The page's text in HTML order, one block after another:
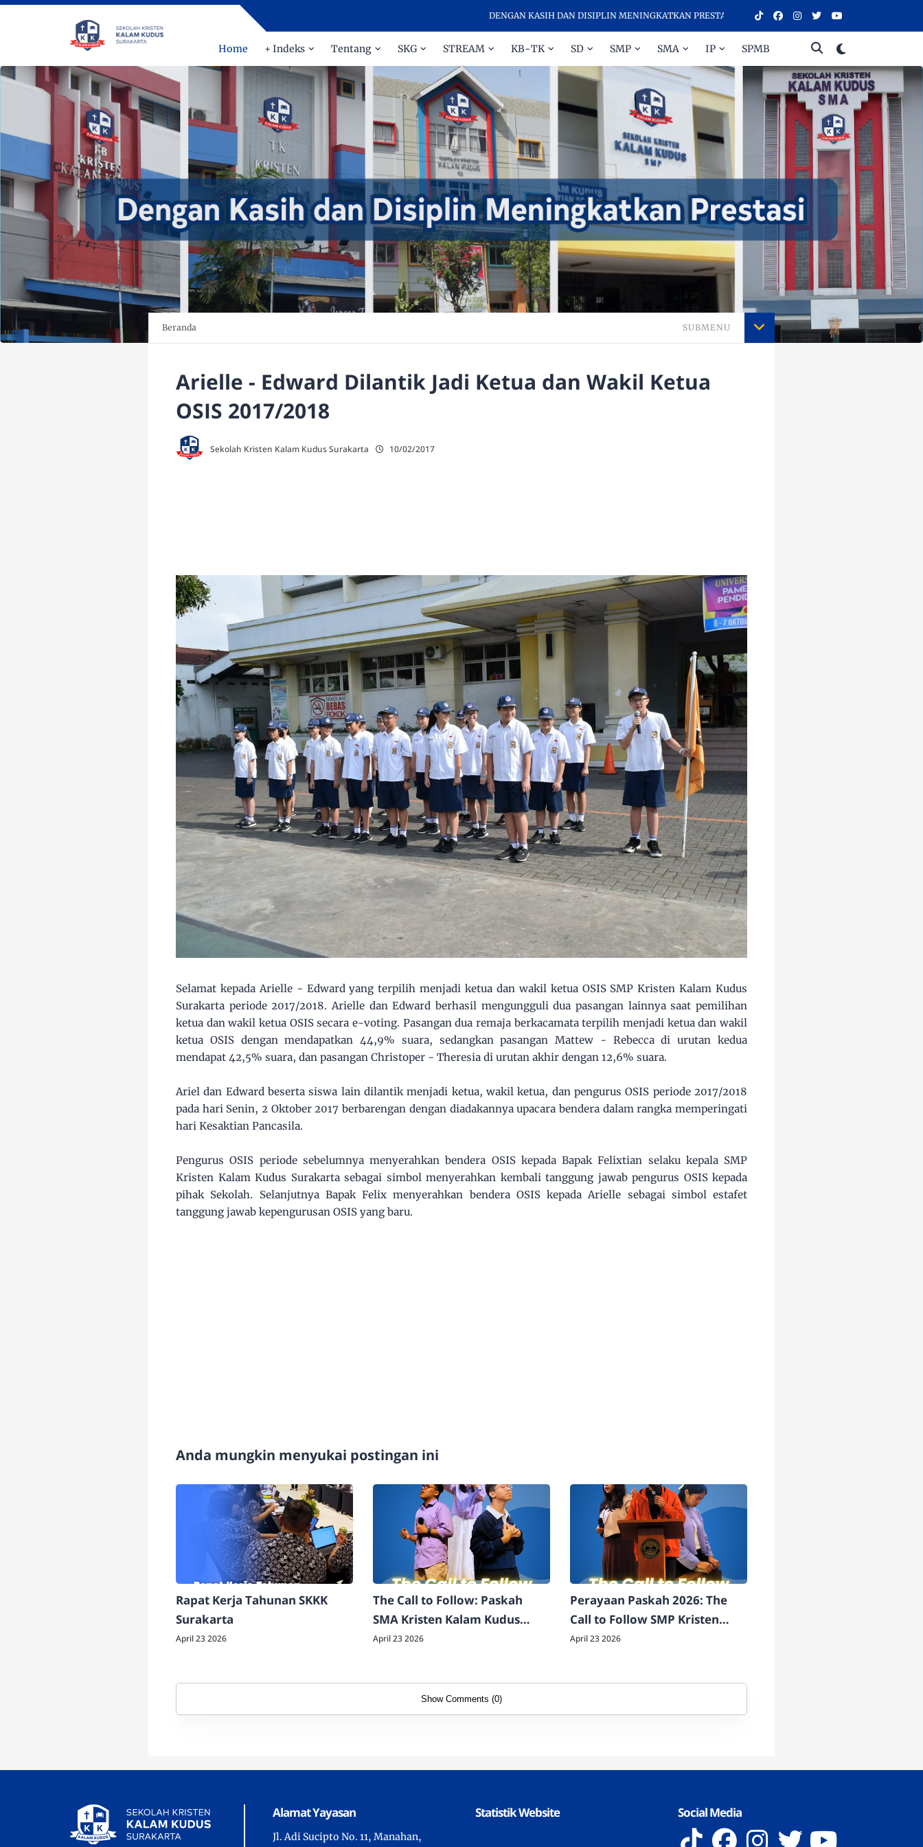
DENGAN KASIH DAN DISIPLIN MENINGKATKAN PRESTASI - SELAMAT DATANG DI SEKOLAH KRISTEN KALAM
Home + Indeks Tentang SKG STREAM KB-TK SD SMP SMA IP SPMB
Beranda SUBMENU
Arielle - Edward Dilantik Jadi Ketua dan Wakil Ketua
OSIS 2017/2018
Sekolah Kristen Kalam Kudus Surakarta 10/02/2017
Selamat kepada Arielle - Edward yang terpilih menjadi ketua dan wakil ketua OSIS SMP Kristen Kalam Kudus
Surakarta periode 2017/2018. Arielle dan Edward berhasil mengungguli dua pasangan lainnya saat pemilihan
ketua dan wakil ketua OSIS secara e-voting. Pasangan dua remaja berkacamata terpilih menjadi ketua dan wakil
ketua OSIS dengan mendapatkan 44,9% suara, sedangkan pasangan Mattew - Rebecca di urutan kedua
mendapat 42,5% suara, dan pasangan Christoper - Theresia di urutan akhir dengan 12,6% suara.
Ariel dan Edward beserta siswa lain dilantik menjadi ketua, wakil ketua, dan pengurus OSIS periode 2017/2018
pada hari Senin, 2 Oktober 2017 berbarengan dengan diadakannya upacara bendera dalam rangka memperingati
hari Kesaktian Pancasila.
Pengurus OSIS periode sebelumnya menyerahkan bendera OSIS kepada Bapak Felixtian selaku kepala SMP
Kristen Kalam Kudus Surakarta sebagai simbol menyerahkan kembali tanggung jawab pengurus OSIS kepada
pihak Sekolah. Selanjutnya Bapak Felix menyerahkan bendera OSIS kepada Arielle sebagai simbol estafet
tanggung jawab kepengurusan OSIS yang baru.
Anda mungkin menyukai postingan ini
Rapat Kerja Tahunan SKKK
Surakarta
April 23 2026
The Call to Follow: Paskah
SMA Kristen Kalam Kudus
Surakarta 2026
April 23 2026
Perayaan Paskah 2026: The
Call to Follow SMP Kristen
Kalam Kudus Surakarta
April 23 2026
Show Comments (0)
Alamat Yayasan
Jl. Adi Sucipto No. 11, Manahan,
Statistik Website Social Media